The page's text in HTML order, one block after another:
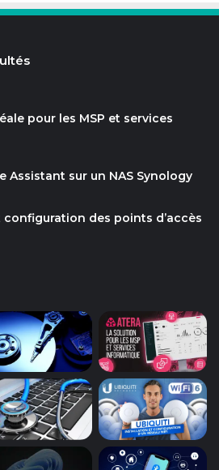
pour les MSP et services
Assistant sur un NAS Synology
des points d’accès